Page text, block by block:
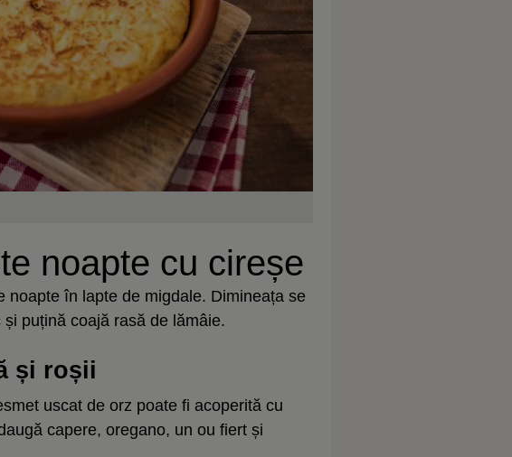
noapte cu cireșe
noapte în lapte de migdale. Dimineața se
puțină coajă rasă de lămâie.
și roșii
uscat de orz poate fi acoperită cu
capere, oregano, un ou fiert și